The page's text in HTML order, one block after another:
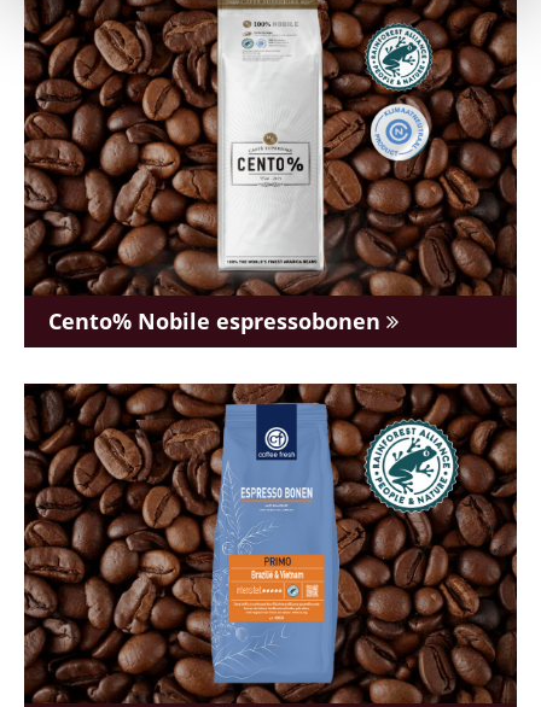
Cento% Nobile espressobonen